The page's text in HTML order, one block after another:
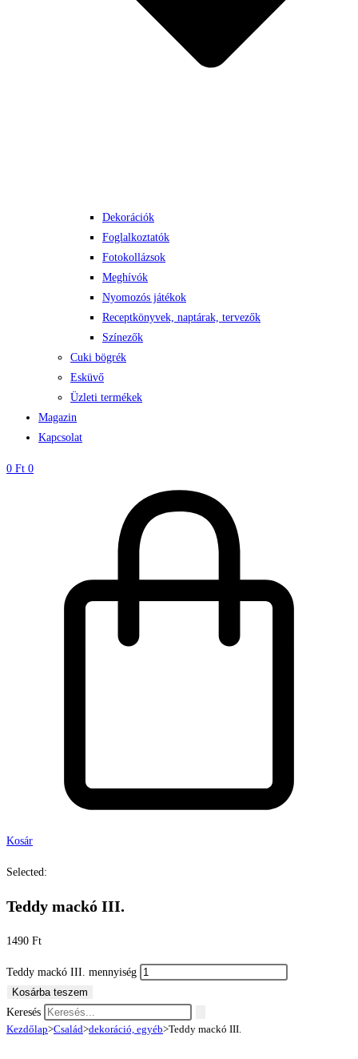
Dekorációk
Foglalkoztatók
Fotokollázsok
Meghívók
Nyomozós játékok
Receptkönyvek, naptárak, tervezők
Színezők
Cuki bögrék
Esküvő
Üzleti termékek
Magazin
Kapcsolat
0 Ft 0
Kosár
Selected:
Teddy mackó III.
1490 Ft
Teddy mackó III. mennyiség
Kosárba teszem
Keresés
Kezdőlap>Család>dekoráció, egyéb>Teddy mackó III.